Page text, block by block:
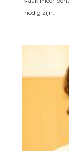
nodig zijn.